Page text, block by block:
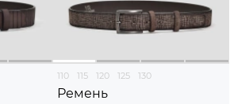
110 115 120 125 130
Ремень